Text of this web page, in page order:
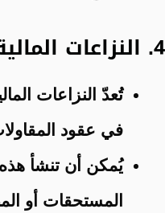
4. النزاعات المالية:
تُعدّ النزاعات
في عقود
يُمكن أن تنشأ
المستحقات أو